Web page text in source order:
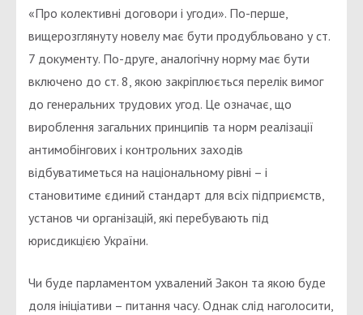
«Про колективні договори і угоди». По-перше,
вищерозглянуту новелу має бути продубльовано у ст.
7 документу. По-друге, аналогічну норму має бути
включено до ст. 8, якою закріплюється перелік вимог
до генеральних трудових угод. Це означає, що
вироблення загальних принципів та норм реалізації
антимобінгових і контрольних заходів
відбуватиметься на національному рівні – і
становитиме єдиний стандарт для всіх підприємств,
установ чи організацій, які перебувають під
юрисдикцією України.
Чи буде парламентом ухвалений Закон та якою буде
доля ініціативи – питання часу. Однак слід наголосити,